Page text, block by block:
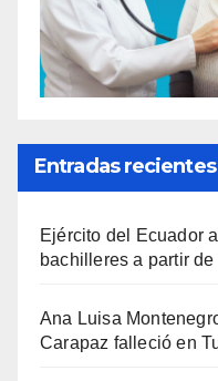
Entradas recientes
Ejército del Ecuador
bachilleres a partir
Ana Luisa
Carapaz falleció en